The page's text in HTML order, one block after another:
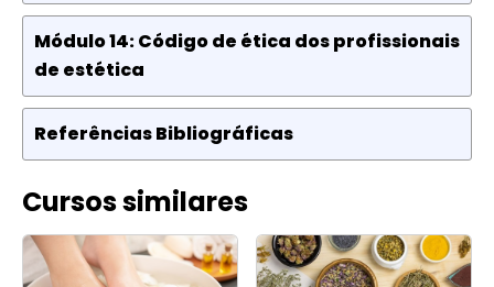
Módulo 14: Código de ética dos profissionais
de estética
Referências Bibliográficas
Cursos similares